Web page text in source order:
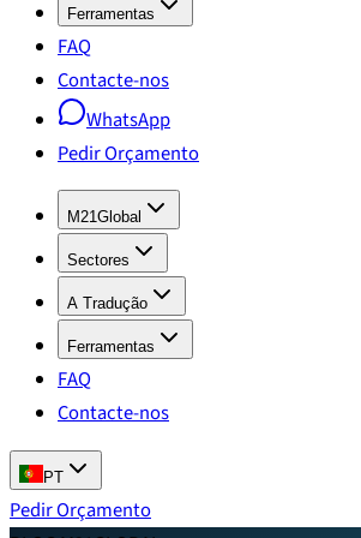
Ferramentas
FAQ
Contacte-nos
WhatsApp
Pedir Orçamento
M21Global
Sectores
A Tradução
Ferramentas
FAQ
Contacte-nos
PT
Pedir Orçamento